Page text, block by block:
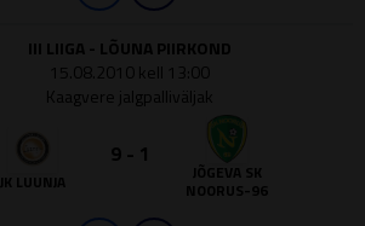
III LIIGA - LÕUNA PIIRKOND
15.08.2010 kell 13:00
Kaagvere jalgpalliväljak
JK LUUNJA
9 - 1
JÕGEVA SK
NOORUS-96